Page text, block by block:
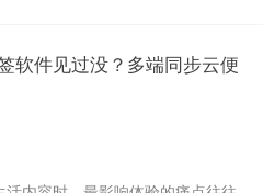
软件见过没？多端同步云便